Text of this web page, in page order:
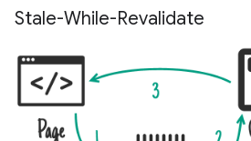
Stale-While-Revalidate